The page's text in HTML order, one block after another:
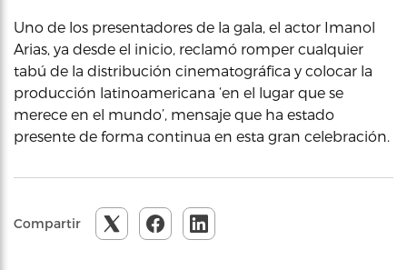
Uno de los presentadores de la gala, el actor Imanol
Arias, ya desde el inicio, reclamó romper cualquier
tabú de la distribución cinematográfica y colocar la
producción latinoamericana ‘en el lugar que se
merece en el mundo’, mensaje que ha estado
presente de forma continua en esta gran celebración.
Compartir